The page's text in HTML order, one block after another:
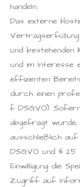
handeln.
Das externe
Vertragserfüllung
und bestehenden
und im Interesse
effizienten
durch einen
f DSGVO).
abgefragt
ausschließlich
DSGVO und § 25
Einwilligung die
Zugriff auf